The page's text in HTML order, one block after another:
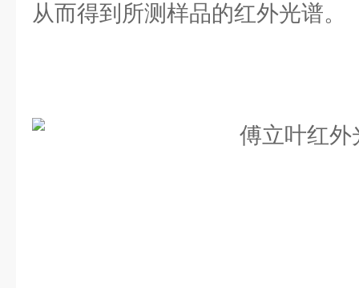
从而得到所测样品的红外光谱。